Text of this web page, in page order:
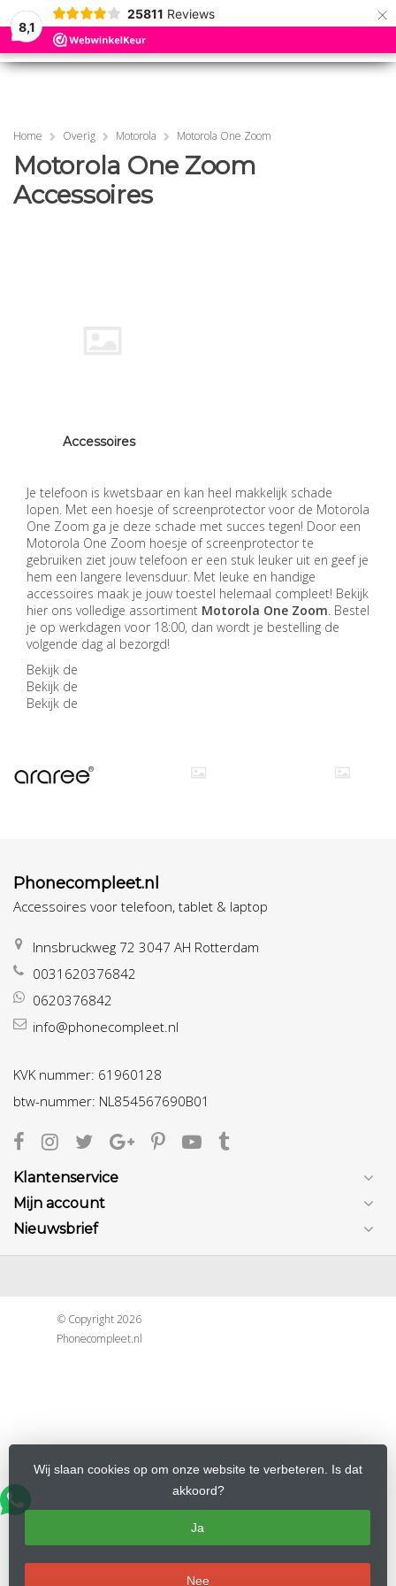
8,1
25811 Reviews ×
MENU
MENU
Home Overig Motorola Motorola One Zoom
Motorola One Zoom
Accessoires
Accessoires
Je telefoon is kwetsbaar en kan heel makkelijk schade
lopen. Met een hoesje of screenprotector voor de Motorola
One Zoom ga je deze schade met succes tegen! Door een
Motorola One Zoom hoesje of screenprotector te
gebruiken ziet jouw telefoon er een stuk leuker uit en geef je
hem een langere levensduur. Met leuke en handige
accessoires maak je jouw toestel helemaal compleet! Bekijk
hier ons volledige assortiment Motorola One Zoom. Bestel
je op werkdagen voor 18:00, dan wordt je bestelling de
volgende dag al bezorgd!
Bekijk de
Bekijk de
Bekijk de
Phonecompleet.nl
Accessoires voor telefoon, tablet & laptop
Innsbruckweg 72 3047 AH Rotterdam
0031620376842
0620376842
info@phonecompleet.nl
KVK nummer: 61960128
btw-nummer: NL854567690B01
Klantenservice
Mijn account
Nieuwsbrief
Wij slaan cookies op om onze website te verbeteren. Is dat
akkoord?
Ja
Nee
© Copyright 2026
Phonecompleet.nl